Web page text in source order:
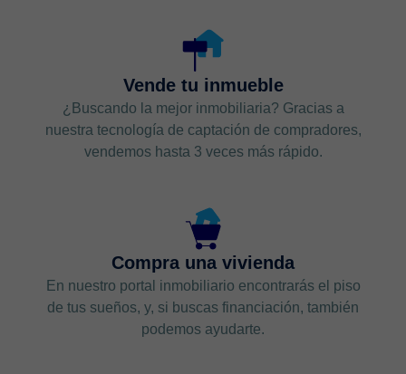
Vende tu inmueble
¿Buscando la mejor inmobiliaria? Gracias a
nuestra tecnología de captación de compradores,
vendemos hasta 3 veces más rápido.
Compra una vivienda
En nuestro portal inmobiliario encontrarás el piso
de tus sueños, y, si buscas financiación, también
podemos ayudarte.